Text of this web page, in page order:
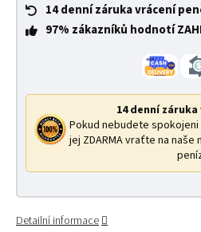
14 denní záruka vrácení
97% zákazníků hodnotí
14 denní
Pokud nebudete
jej ZDARMA vraťte na naše
Detailní informace